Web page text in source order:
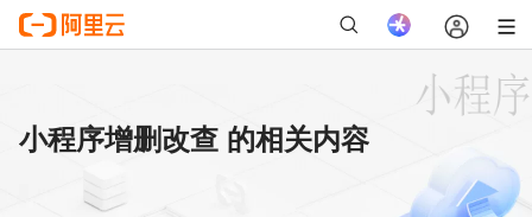
小程序增删改查 的相关内容